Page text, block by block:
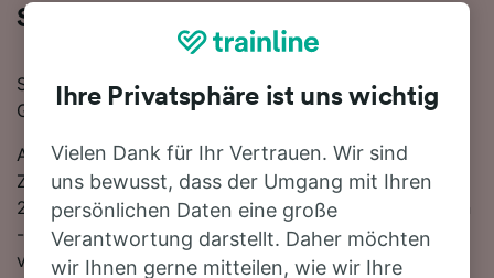
St-Gallen
Sie planen eine Zugfahrt von Memmingen nach St-
Gallen? Starten Sie jetzt Ihre Suche!
Auf der 87 km langen Strecke fahren in der Regel 17
Züge, die schnellste Reisezeit beträgt dabei 1 Stunde
27 Minuten. Einfach zurücklehnen und stressfrei reisen
- mit den direkten Verbindungen, die auf dieser Route
verfügbar sind, ist kein Umstieg nötig. Sie können
Ihre Privatsphäre ist uns wichtig
Vielen Dank für Ihr Vertrauen. Wir sind
uns bewusst, dass der Umgang mit Ihren
persönlichen Daten eine große
Verantwortung darstellt. Daher möchten
wir Ihnen gerne mitteilen, wie wir Ihre